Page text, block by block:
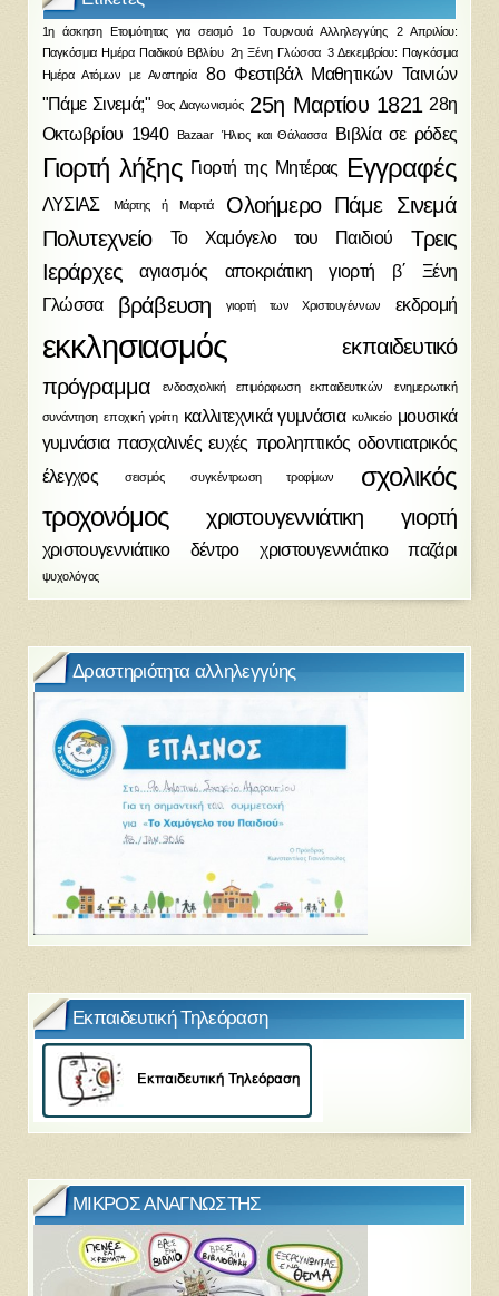
1η άσκηση Ετοιμότητας για σεισμό 1ο Τουρνουά Αλληλεγγύης
2 Απριλίου:
Παγκόσμια Ημέρα Παιδικού Βιβλίου 2η Ξένη Γλώσσα 3 Δεκεμβρίου: Παγκόσμια
Ημέρα Ατόμων με Αναπηρία
8ο Φεστιβάλ Μαθητικών Ταινιών
"Πάμε Σινεμά;" 9ος Διαγωνισμός 25η Μαρτίου 1821 28η
Οκτωβρίου 1940
Bazaar Ήλιος και Θάλασσα Βιβλία σε ρόδες
Γιορτή λήξης Γιορτή της Μητέρας Εγγραφές
ΛΥΣΙΑΣ Μάρτης ή Μαρτιά Ολοήμερο Πάμε Σινεμά
Πολυτεχνείο
Το Χαμόγελο του Παιδιού
Τρεις
Ιεράρχες
αγιασμός αποκριάτικη γιορτή
β΄ Ξένη
Γλώσσα
βράβευση γιορτή των Χριστουγέννων εκδρομή
εκκλησιασμός
εκπαιδευτικό
πρόγραμμα
ενδοσχολική επιμόρφωση εκπαιδευτικών ενημερωτική
συνάντηση εποχική γρίπη καλλιτεχνικά γυμνάσια κυλικείο μουσικά
γυμνάσια πασχαλινές ευχές προληπτικός οδοντιατρικός
έλεγχος
σεισμός συγκέντρωση τροφίμων
σχολικός
τροχονόμος
χριστουγεννιάτικη γιορτή
χριστουγεννιάτικο δέντρο χριστουγεννιάτικο παζάρι
ψυχολόγος
Δραστηριότητα αλληλεγγύης
Εκπαιδευτική Τηλεόραση
ΜΙΚΡΟΣ ΑΝΑΓΝΩΣΤΗΣ